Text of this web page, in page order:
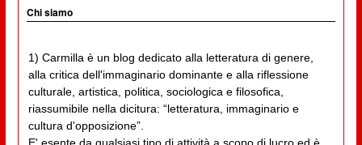
Chi siamo
1) Carmilla è un blog dedicato alla letteratura di genere,
alla critica dell'immaginario dominante e alla riflessione
culturale, artistica, politica, sociologica e filosofica,
riassumibile nella dicitura: “letteratura, immaginario e
cultura d'opposizione”.